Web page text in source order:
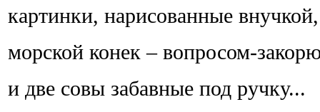
картинки, нарисованные внучкой,
морской конек – вопросом-
и две совы забавные под ручку...